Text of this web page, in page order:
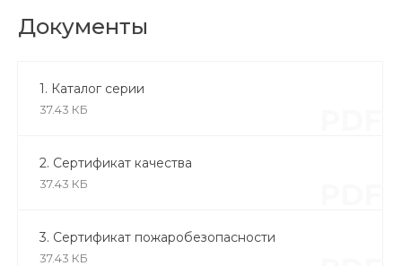
Документы
1. Каталог серии
37.43 КБ
2. Сертификат качества
37.43 КБ
3. Сертификат пожаробезопасности
37.43 КБ